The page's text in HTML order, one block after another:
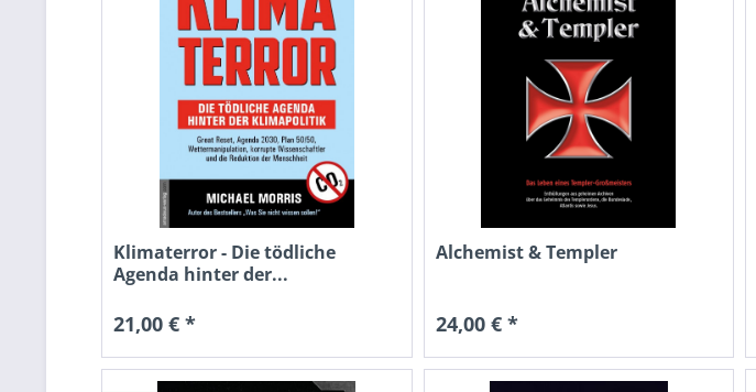
Klimaterror - Die tödliche
Agenda hinter der...
21,00 € *
Alchemist & Templer
24,00 € *